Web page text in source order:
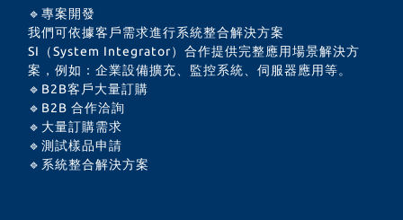
can be adapted
to the back clip
and magnetic
radiator. Built-in
magnetic suction
ring and
🔹專案開發
我們可依據客戶需求進行系統整合解決方案
SI（System Integrator）合作提供完整應用場景解決方
案，例如：企業設備擴充、監控系統、伺服器應用等。
🔹B2B客戶大量訂購
🔹B2B 合作洽詢
🔹大量訂購需求
🔹測試樣品申請
🔹系統整合解決方案